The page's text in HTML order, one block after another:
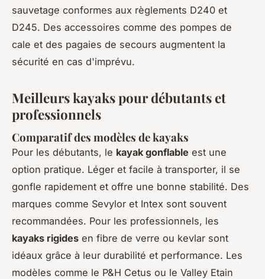
sauvetage conformes aux règlements D240 et
D245. Des accessoires comme des pompes de
cale et des pagaies de secours augmentent la
sécurité en cas d'imprévu.
Meilleurs kayaks pour débutants et
professionnels
Comparatif des modèles de kayaks
Pour les débutants, le kayak gonflable est une
option pratique. Léger et facile à transporter, il se
gonfle rapidement et offre une bonne stabilité. Des
marques comme Sevylor et Intex sont souvent
recommandées. Pour les professionnels, les
kayaks rigides en fibre de verre ou kevlar sont
idéaux grâce à leur durabilité et performance. Les
modèles comme le P&H Cetus ou le Valley Etain